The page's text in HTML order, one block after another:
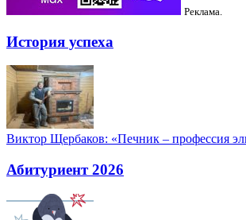
Реклама.
История успеха
Виктор Щербаков: «Печник – профессия
Абитуриент 2026